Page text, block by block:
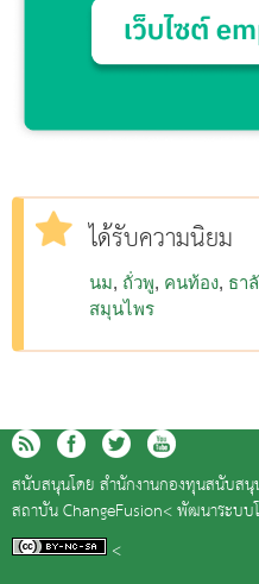
ได้รับความนิยม
นม ถั่วพู คนท้อง ธา
สมุนไพร
สนับสนุนโดย สำนักงานกองทุนสนับสนุ
สถาบัน ChangeFusion<พัฒนาระบบ
<